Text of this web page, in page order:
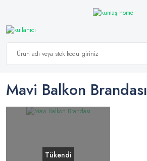
Mavi Balkon Brandası
Tükendi